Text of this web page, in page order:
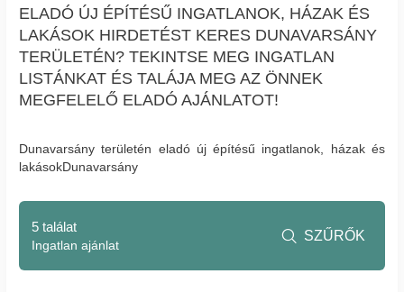
ELADÓ ÚJ ÉPÍTÉSŰ INGATLANOK, HÁZAK ÉS
LAKÁSOK HIRDETÉST KERES DUNAVARSÁNY
TERÜLETÉN? TEKINTSE MEG INGATLAN
LISTÁNKAT ÉS TALÁJA MEG AZ ÖNNEK
MEGFELELŐ ELADÓ AJÁNLATOT!
Dunavarsány területén eladó új építésű ingatlanok, házak és
lakásokDunavarsány
5 találat
Ingatlan ajánlat
 SZŰRŐK